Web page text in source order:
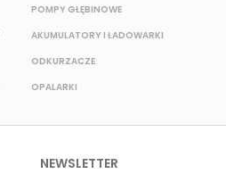
POMPY GŁĘBINOWE
AKUMULATORY I ŁADOWARKI
ODKURZACZE
OPALARKI
NEWSLETTER